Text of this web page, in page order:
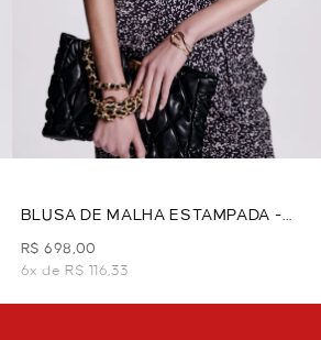
BLUSA DE MALHA ESTAMPADA -
PRETO
R$ 698,00
6x de R$ 116,33